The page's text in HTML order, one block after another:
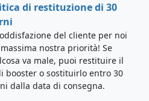
di restituzione di 30
del cliente per noi
nostra priorità! Se
va male, puoi restituire il
booster o sostituirlo entro 30
dalla data di consegna.